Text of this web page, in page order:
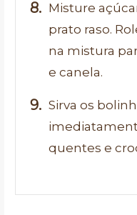
Misture
prato raso.
na mistura
e canela.
Sirva os
quentes e